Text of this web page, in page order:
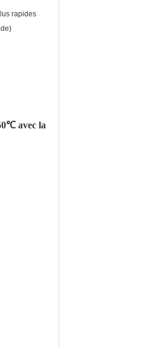
rapides
avec la